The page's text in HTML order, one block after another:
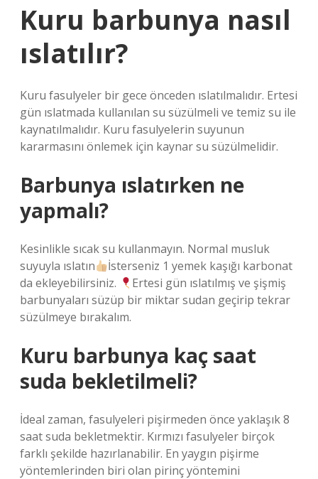
Kuru barbunya nasıl
ıslatılır?
Kuru fasulyeler bir gece önceden ıslatılmalıdır. Ertesi
gün ıslatmada kullanılan su süzülmeli ve temiz su ile
kaynatılmalıdır. Kuru fasulyelerin suyunun
kararmasını önlemek için kaynar su süzülmelidir.
Barbunya ıslatırken ne
yapmalı?
Kesinlikle sıcak su kullanmayın. Normal musluk
suyuyla ıslatın
İsterseniz 1 yemek kaşığı karbonat
da ekleyebilirsiniz.
Ertesi gün ıslatılmış ve şişmiş
barbunyaları süzüp bir miktar sudan geçirip tekrar
süzülmeye bırakalım.
Kuru barbunya kaç saat
suda bekletilmeli?
İdeal zaman, fasulyeleri pişirmeden önce yaklaşık 8
saat suda bekletmektir. Kırmızı fasulyeler birçok
farklı şekilde hazırlanabilir. En yaygın pişirme
yöntemlerinden biri olan pirinç yöntemini